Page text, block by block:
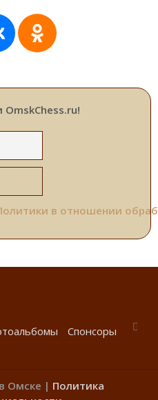
в отношении
Спонсоры
Омске | Политика